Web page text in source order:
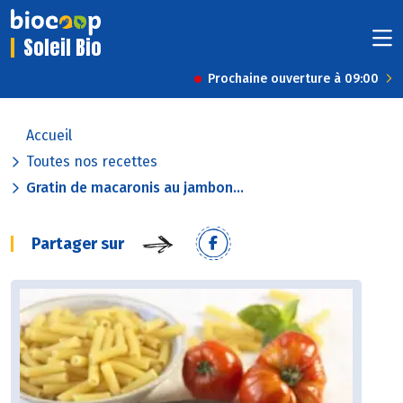
Soleil Bio
Prochaine ouverture à 09:00
Accueil
Toutes nos recettes
Gratin de macaronis au jambon...
Partager sur